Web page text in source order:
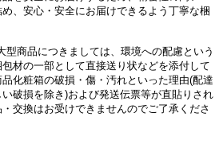
、安心・安全にお届けできるよう丁寧な梱
型商品につきましては、環境への配慮という
材の一部として直接送り状などを添付して
化粧箱の破損・傷・汚れといった理由(配達
破損を除き)および発送伝票等が直貼りされ
交換はお受けできませんのでご了承くださ